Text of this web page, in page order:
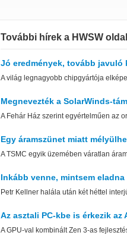
További hírek a HWSW
Jó eredmények, tovább javuló
A világ legnagyobb chipgyártója
Megnevezték a SolarWinds-
A Fehár Ház szerint egyértelműen az
Egy áramszünet miatt
A TSMC egyik üzemében váratlan
Inkább venne, mintsem
Petr Kellner halála után két héttel
Az asztali PC-kbe is érkezik az
A GPU-val kombinált Zen 3-as